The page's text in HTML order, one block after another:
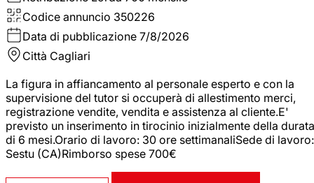
Codice annuncio 350226
Data di pubblicazione 7/8/2026
Città Cagliari
La figura in affiancamento al personale esperto e con la
supervisione del tutor si occuperà di allestimento merci,
registrazione vendite, vendita e assistenza al cliente.E'
previsto un inserimento in tirocinio inizialmente della durata
di 6 mesi.Orario di lavoro: 30 ore settimanaliSede di lavoro:
Sestu (CA)Rimborso spese 700€